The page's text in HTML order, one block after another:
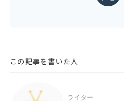
この記事を書いた人
ライター